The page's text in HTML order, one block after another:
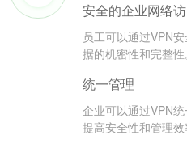
安全的企业网络
员工可以通过VPN
据的机密性和完整性
统一管理
企业可以通过VPN
提高安全性和管理效